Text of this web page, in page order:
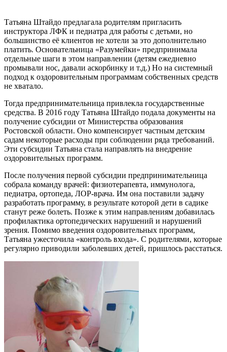
Татьяна Штайдо предлагала родителям пригласить
инструктора ЛФК и педиатра для работы с детьми, но
большинство её клиентов не хотели за это дополнительно
платить. Основательница «Разумейки» предпринимала
отдельные шаги в этом направлении (детям ежедневно
промывали нос, давали аскорбинку и т.д.) Но на системный
подход к оздоровительным программам собственных средств
не хватало.
Тогда предпринимательница привлекла государственные
средства. В 2016 году Татьяна Штайдо подала документы на
получение субсидии от Министерства образования
Ростовской области. Оно компенсирует частным детским
садам некоторые расходы при соблюдении ряда требований.
Эти субсидии Татьяна стала направлять на внедрение
оздоровительных программ.
После получения первой субсидии предпринимательница
собрала команду врачей: физиотерапевта, иммунолога,
педиатра, ортопеда, ЛОР-врача. Им она поставили задачу
разработать программу, в результате которой дети в садике
станут реже болеть. Позже к этим направлениям добавилась
профилактика ортопедических нарушений и нарушений
зрения. Помимо введения оздоровительных программ,
Татьяна ужесточила «контроль входа». С родителями, которые
регулярно приводили заболевших детей, пришлось расстаться.